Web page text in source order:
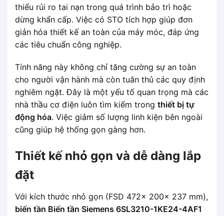
thiểu rủi ro tai nạn trong quá trình bảo trì hoặc
dừng khẩn cấp. Việc có STO tích hợp giúp đơn
giản hóa thiết kế an toàn của máy móc, đáp ứng
các tiêu chuẩn công nghiệp.
Tính năng này không chỉ tăng cường sự an toàn
cho người vận hành mà còn tuân thủ các quy định
nghiêm ngặt. Đây là một yếu tố quan trọng mà các
nhà thầu cơ điện luôn tìm kiếm trong thiết bị tự
động hóa. Việc giảm số lượng linh kiện bên ngoài
cũng giúp hệ thống gọn gàng hơn.
Thiết kế nhỏ gọn và dễ dàng lắp
đặt
Với kích thước nhỏ gọn (FSD 472x 200x 237 mm),
biến tần Biến tần Siemens 6SL3210-1KE24-4AF1